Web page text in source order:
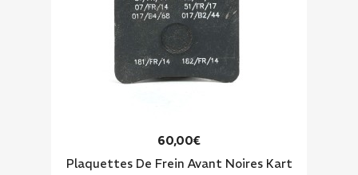
60,00€
Plaquettes De Frein Avant Noires Kart